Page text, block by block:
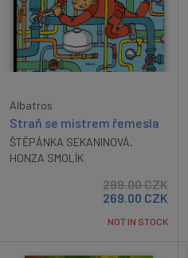
Albatros
Straň se mistrem řemesla
ŠTĚPÁNKA SEKANINOVÁ,
HONZA SMOLÍK
299.00CZK
269.00 CZK
NOT IN STOCK